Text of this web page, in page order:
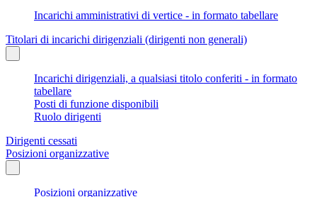
Incarichi amministrativi di vertice - in formato tabellare
Titolari di incarichi dirigenziali (dirigenti non generali)
Incarichi dirigenziali, a qualsiasi titolo conferiti - in formato
tabellare
Posti di funzione disponibili
Ruolo dirigenti
Dirigenti cessati
Posizioni organizzative
Posizioni organizzative